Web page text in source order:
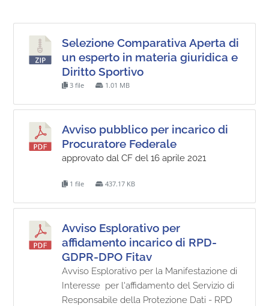
Selezione Comparativa Aperta di
un esperto in materia giuridica e
Diritto Sportivo
3 file 1.01 MB
Avviso pubblico per incarico di
Procuratore Federale
approvato dal CF del 16 aprile 2021
1 file 437.17 KB
Avviso Esplorativo per
affidamento incarico di RPD-
GDPR-DPO Fitav
Avviso Esplorativo per la Manifestazione di
Interesse per l'affidamento del Servizio di
Responsabile della Protezione Dati - RPD